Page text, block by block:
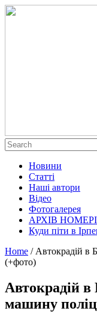
Новини
Статті
Наші автори
Відео
Фотогалерея
АРХІВ
Куди піти в
Home / Автокрадій в
(+фото)
Автокрадій в
машину